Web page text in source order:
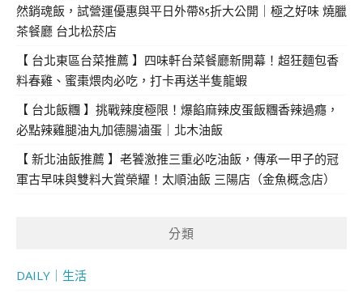
然銷魂飯，試營運優惠與平日外帶85折大公開｜極之好味 燒臘
茶餐廳 台北松菸店
【 台北東區台菜推薦 】四味軒台菜餐廳新開幕！超狂麵包香
料春雞、蜜棗煨肉必吃，打卡再送半隻龍蝦
【 台北飯糰 】挑戰辣度極限！爆餡麻辣皮蛋飯糰香辣過癮，
必點辣雞腿油丸加德腸滷蛋｜北木油飯
【 新北油飯推薦 】老饕激推三重必吃油飯，傳承一甲子的冠
軍古早味與雙料大賞榮耀！太順油飯 三陽店（金魚概念店）
分類
DAILY｜生活